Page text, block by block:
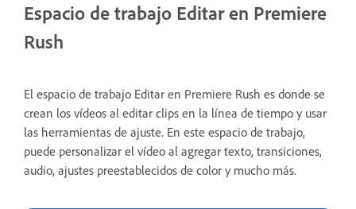
Espacio de trabajo Editar en Premiere
Rush
El espacio de trabajo Editar en Premiere Rush es donde se
crean los vídeos al editar clips en la línea de tiempo y usar
las herramientas de ajuste. En este espacio de trabajo,
puede personalizar el vídeo al agregar texto, transiciones,
audio, ajustes preestablecidos de color y mucho más.